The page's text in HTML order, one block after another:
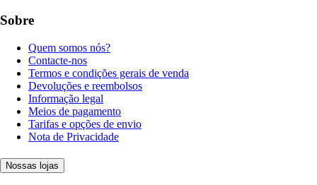
Sobre
Quem somos nós?
Contacte-nos
Termos e condições gerais de venda
Devoluções e reembolsos
Informação legal
Meios de pagamento
Tarifas e opções de envio
Nota de Privacidade
Nossas lojas